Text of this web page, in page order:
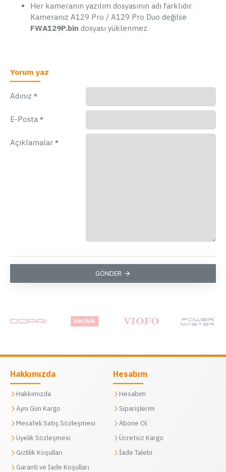
Her kameranın yazılım dosyasının adı farklıdır.
Kameranız A129 Pro / A129 Pro Duo değilse
FWA129P.bin dosyası yüklenmez.
Yorum yaz
Adınız
E-Posta
Açıklamalar
GÖNDER
Hakkımızda
Hakkımızda
Aynı Gün Kargo
Mesafeli Satış Sözleşmesi
Üyelik Sözleşmesi
Gizlilik Koşulları
Garanti ve İade Koşulları
Hesabım
Hesabım
Siparişlerim
Abone Ol
Ücretsiz Kargo
İade Talebi